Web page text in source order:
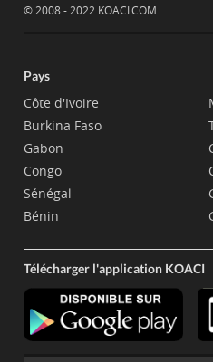
© 2008 - 2022 KOACI.COM
Pays
Côte d'Ivoire
Burkina Faso
Gabon
Congo
Sénégal
Bénin
Télécharger l'application KOACI